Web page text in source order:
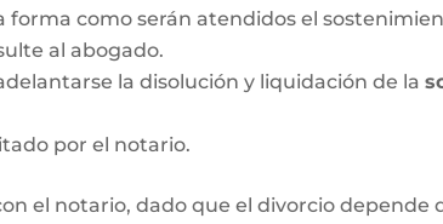
forma como serán atendidos el
al abogado.
la disolución y liquidación de la
por el notario.
el notario, dado que el divorcio depende